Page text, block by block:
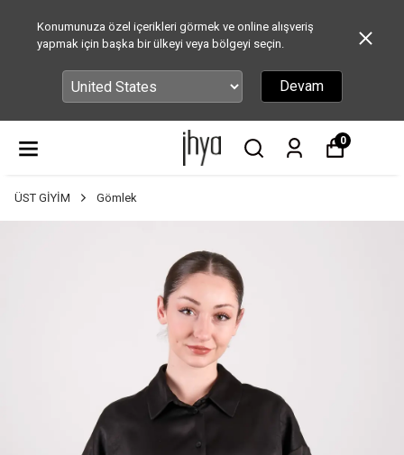
Konumunuza özel içerikleri görmek ve online alışveriş
yapmak için başka bir ülkeyi veya bölgeyi seçin.
Devam
0
ÜST GİYİM Gömlek